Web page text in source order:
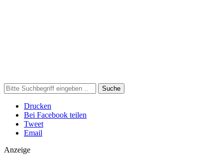
Suche
Drucken
Bei Facebook teilen
Tweet
Email
Anzeige